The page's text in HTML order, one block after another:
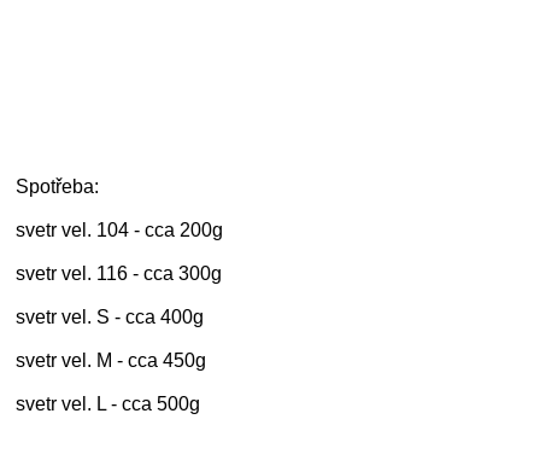
Spotřeba:
svetr vel. 104 - cca 200g
svetr vel. 116 - cca 300g
svetr vel. S - cca 400g
svetr vel. M - cca 450g
svetr vel. L - cca 500g